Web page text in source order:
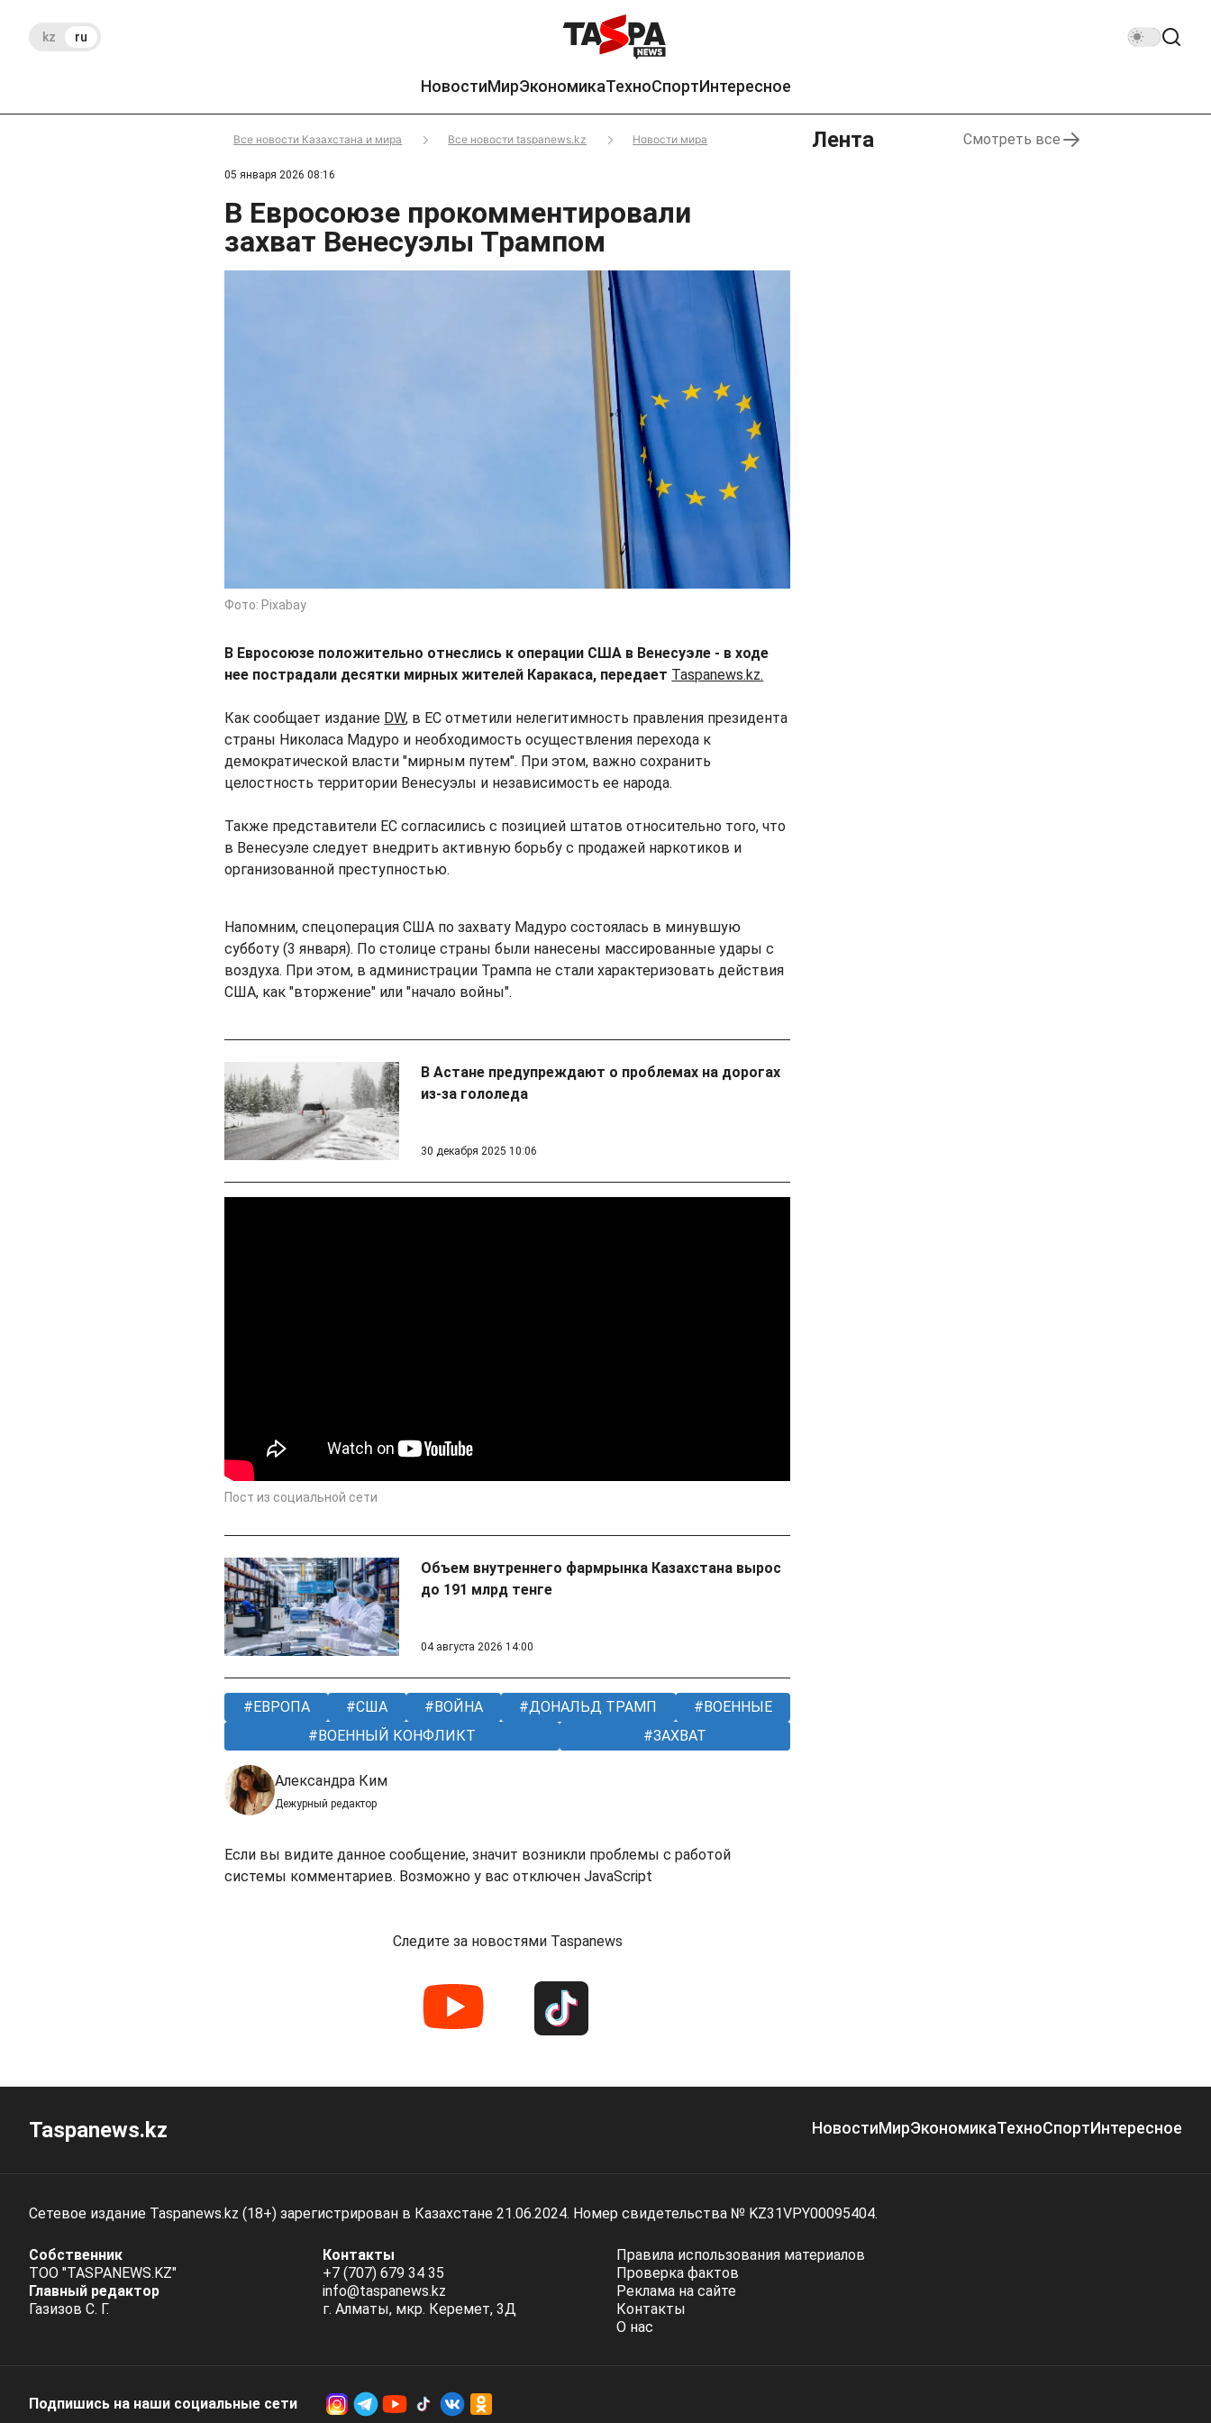
kz ru
НовостиМирЭкономикаТехноСпортИнтересное
Все новости Казахстана и мира Все новости taspanews.kz Новости мира
05 января 2026 08:16
В Евросоюзе прокомментировали
захват Венесуэлы Трампом
Фото: Pixabay
В Евросоюзе положительно отнеслись к операции США в Венесуэле - в ходе
нее пострадали десятки мирных жителей Каракаса, передает Taspanews.kz.
Как сообщает издание DW, в ЕС отметили нелегитимность правления президента
страны Николаса Мадуро и необходимость осуществления перехода к
демократической власти "мирным путем". При этом, важно сохранить
целостность территории Венесуэлы и независимость ее народа.
Также представители ЕС согласились с позицией штатов относительно того, что
в Венесуэле следует внедрить активную борьбу с продажей наркотиков и
организованной преступностью.
Напомним, спецоперация США по захвату Мадуро состоялась в минувшую
субботу (3 января). По столице страны были нанесены массированные удары с
воздуха. При этом, в администрации Трампа не стали характеризовать действия
США, как "вторжение" или "начало войны".
В Астане предупреждают о проблемах на дорогах
из-за гололеда
30 декабря 2025 10:06
Пост из социальной сети
Объем внутреннего фармрынка Казахстана вырос
до 191 млрд тенге
04 августа 2026 14:00
ЕВРОПА США ВОЙНА ДОНАЛЬД ТРАМП
ВОЕННЫЕ
ВОЕННЫЙ КОНФЛИКТ
ЗАХВАТ
Александра Ким
Дежурный редактор
Если вы видите данное сообщение, значит возникли проблемы с работой
системы комментариев. Возможно у вас отключен JavaScript
Следите за новостями Taspanews
Лента Смотреть все
Taspanews.kz НовостиМирЭкономикаТехноСпортИнтересное
Сетевое издание Taspanews.kz (18+) зарегистрирован в Казахстане 21.06.2024. Номер свидетельства № KZ31VPY00095404.
Собственник
ТОО "TASPANEWS.KZ"
Главный редактор
Газизов С. Г.
Контакты
+7 (707) 679 34 35
info@taspanews.kz
г. Алматы, мкр. Керемет, 3Д
Правила использования материалов
Проверка фактов
Реклама на сайте
Контакты
О нас
Подпишись на наши социальные cети